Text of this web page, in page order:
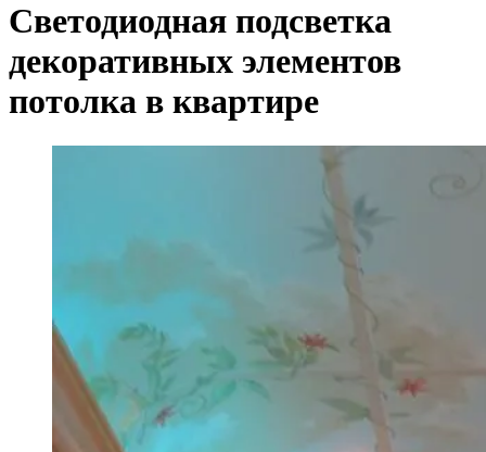
Светодиодная подсветка
декоративных элементов
потолка в квартире